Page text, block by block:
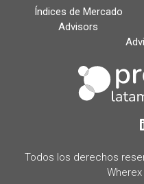
Índices de Mercado
Advisors
Todos los derechos